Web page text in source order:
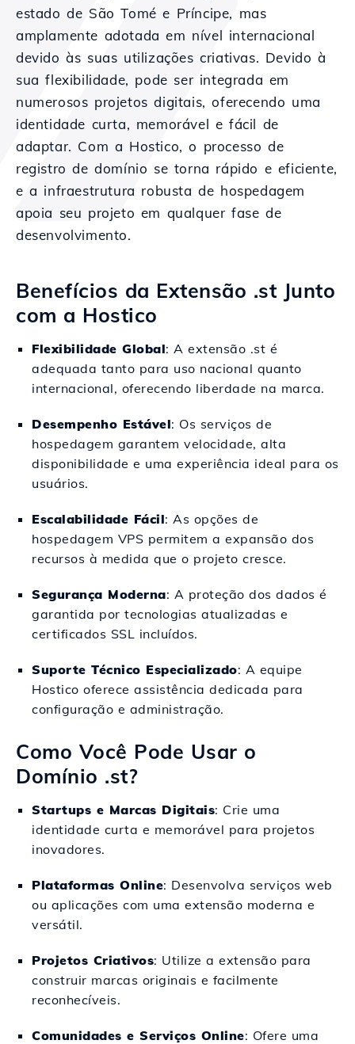
estado de São Tomé e Príncipe, mas
amplamente adotada em nível internacional
devido às suas utilizações criativas. Devido à
sua flexibilidade, pode ser integrada em
numerosos projetos digitais, oferecendo uma
identidade curta, memorável e fácil de
adaptar. Com a Hostico, o processo de
registro de domínio se torna rápido e eficiente,
e a infraestrutura robusta de hospedagem
apoia seu projeto em qualquer fase de
desenvolvimento.
Benefícios da Extensão .st Junto
com a Hostico
Flexibilidade Global: A extensão .st é
adequada tanto para uso nacional quanto
internacional, oferecendo liberdade na marca.
Desempenho Estável: Os serviços de
hospedagem garantem velocidade, alta
disponibilidade e uma experiência ideal para os
usuários.
Escalabilidade Fácil: As opções de
hospedagem VPS permitem a expansão dos
recursos à medida que o projeto cresce.
Segurança Moderna: A proteção dos dados é
garantida por tecnologias atualizadas e
certificados SSL incluídos.
Suporte Técnico Especializado: A equipe
Hostico oferece assistência dedicada para
configuração e administração.
Como Você Pode Usar o
Domínio .st?
Startups e Marcas Digitais: Crie uma
identidade curta e memorável para projetos
inovadores.
Plataformas Online: Desenvolva serviços web
ou aplicações com uma extensão moderna e
versátil.
Projetos Criativos: Utilize a extensão para
construir marcas originais e facilmente
reconhecíveis.
Comunidades e Serviços Online: Ofere uma